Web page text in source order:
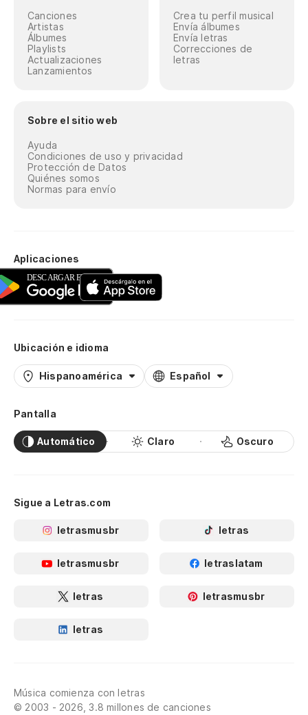
Canciones
Artistas
Álbumes
Playlists
Actualizaciones
Lanzamientos
Crea tu perfil musical
Envía álbumes
Envía letras
Correcciones de
letras
Sobre el sitio web
Ayuda
Condiciones de uso y privacidad
Protección de Datos
Quiénes somos
Normas para envío
Aplicaciones
Ubicación e idioma
Hispanoamérica Español
Pantalla
Automático Claro Oscuro
Sigue a Letras.com
letrasmusbr letras
letrasmusbr letraslatam
letras letrasmusbr
letras
Música comienza con letras
© 2003 - 2026, 3.8 millones de canciones